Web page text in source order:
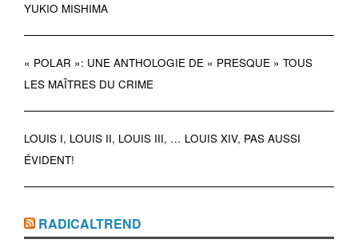
YUKIO MISHIMA
« POLAR »: UNE ANTHOLOGIE DE « PRESQUE » TOUS
LES MAÎTRES DU CRIME
LOUIS I, LOUIS II, LOUIS III, … LOUIS XIV, PAS AUSSI
ÉVIDENT!
RADICALTREND